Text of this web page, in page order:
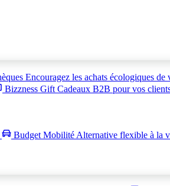
Encouragez les achats écologiques de
Bizzness Gift Cadeaux B2B pour vos
Budget Mobilité Alternative flexible à la